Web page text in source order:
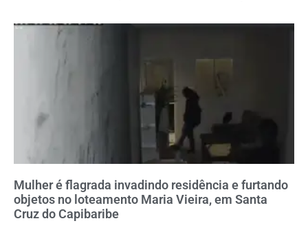
Mulher é flagrada invadindo residência e furtando
objetos no loteamento Maria Vieira, em Santa
Cruz do Capibaribe